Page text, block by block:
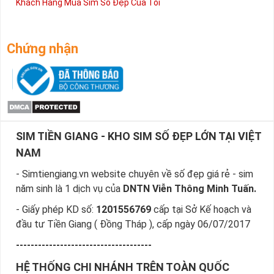
Khách Hàng Mua Sim Số Đẹp Của Tôi
Chứng nhận
SIM TIỀN GIANG - KHO SIM SỐ ĐẸP LỚN TẠI VIỆT
NAM
- Simtiengiang.vn website chuyên về số đẹp giá rẻ - sim
năm sinh là 1 dịch vụ của DNTN Viễn Thông Minh Tuấn.
- Giấy phép KD số: 1201556769 cấp tại Sở Kế hoạch và
đầu tư Tiền Giang ( Đồng Tháp ), cấp ngày 06/07/2017
-------------------------------------
HỆ THỐNG CHI NHÁNH TRÊN TOÀN QUỐC